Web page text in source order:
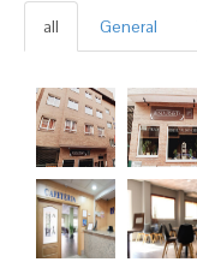
all General